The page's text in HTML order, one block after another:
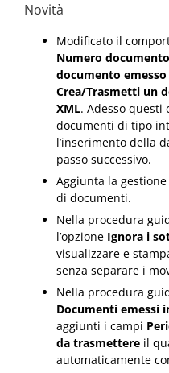
Novità
Modificato il
Numero documento
documento emesso
Crea/Trasmetti un
XML. Adesso
documenti di tipo
l’inserimento della
passo successivo.
Aggiunta la
di documenti.
Nella procedura
l’opzione Ignora i
visualizzare e
senza separare i
Nella procedura
Documenti emessi
aggiunti i campi
da trasmettere il
automaticamente